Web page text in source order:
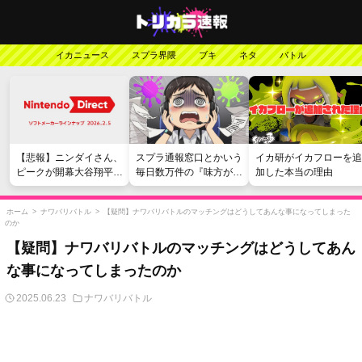
イカニュース スプラ界隈 ブキ ネタ バトル
【悲報】ニンダイさん、
ピークが開幕大谷翔平の
がっかりダイレクトだっ
たと言われてしまう
スプラ通報窓口とかいう
毎日数万件の『味方が弱
い』愚痴を読まされる苦
行
イカ研がイカフローを追
加した本当の理由
ホーム > ナワバリバトル >
【疑問】ナワバリバトルのマッチングはどうしてあんな事になってしまった
のか
【疑問】ナワバリバトルのマッチングはどうしてあん
な事になってしまったのか
2025.06.23 ナワバリバトル